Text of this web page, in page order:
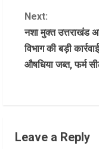
n
t
i
e
Next:
नशा मुक्त उत्तराखंड
विभाग की बड़ी
औषधिया जब्त, फर्म
Leave a Reply